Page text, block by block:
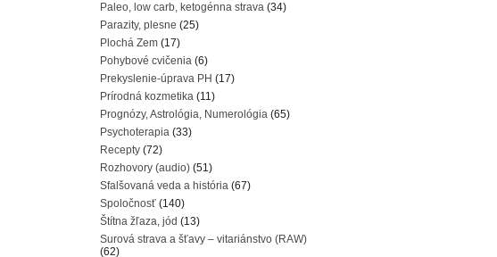
Paleo, low carb, ketogénna strava (34)
Parazity, plesne (25)
Plochá Zem (17)
Pohybové cvičenia (6)
Prekyslenie-úprava PH (17)
Prírodná kozmetika (11)
Prognózy, Astrológia, Numerológia (65)
Psychoterapia (33)
Recepty (72)
Rozhovory (audio) (51)
Sfalšovaná veda a história (67)
Spoločnosť (140)
Štítna žľaza, jód (13)
Surová strava a šťavy – vitariánstvo (RAW)
(62)